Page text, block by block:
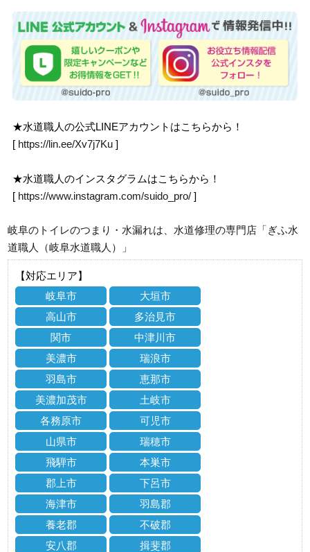
★水道職人の公式LINEアカウントはこちらから！
[ https://lin.ee/Xv7j7Ku ]
★水道職人のインスタグラムはこちらから！
[ https://www.instagram.com/suido_pro/ ]
岐阜のトイレのつまり・水漏れは、水道修理の専門店「ぎふ水
道職人（岐阜水道職人）」
【対応エリア】
岐阜市
大垣市
高山市
多治見市
関市
中津川市
美濃市
瑞浪市
羽島市
恵那市
美濃加茂市
土岐市
各務原市
可児市
山県市
瑞穂市
飛騨市
本巣市
郡上市
下呂市
海津市
羽島郡
養老郡
不破郡
安八郡
揖斐郡